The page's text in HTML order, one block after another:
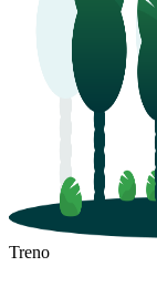
Treno